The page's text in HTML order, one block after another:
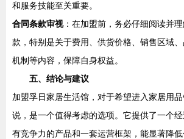
和服务技能至关重要。
合同条款审视：在加盟前，务必仔细阅读并
款，特别是关于费用、供货价格、销售区域
机制等内容，保障自身权益。
五、结论与建议
加盟孚日家居生活馆，对于希望进入家居用
说，是一个值得考虑的选项。它提供了一个经
有竞争力的产品和一套运营框架，能显著降